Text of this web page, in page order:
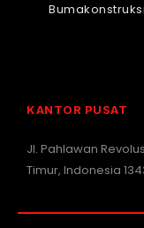
Bumakonstruksi
KANTOR PUSAT
Jl. Pahlawan
Timur, Indonesia